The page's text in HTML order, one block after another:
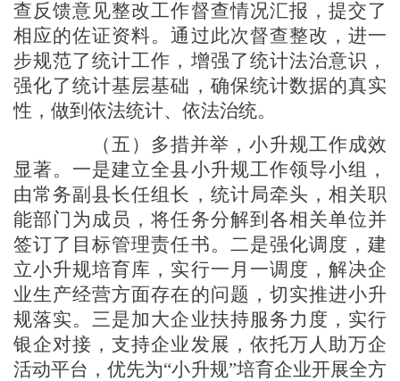
查反馈意见整改工作督查情况汇报，提交了
相应的佐证资料。通过此次督查整改， 进一
步规范了统计工作，增强了统计法治意识，
强化了统计基层基础，确保统计数据的真实
性，做到依法统计、依法治统。
（五）多措并举，小升规工作成效
显著。一是建立全县小升规工作领导小组，
由常务副县长任组长，统计局牵头，相关职
能部门为成员，将任务分解到各相关单位并
签订了目标管理责任书。二是强化调度，建
立小升规培育库，实行一月一调度，解决企
业生产经营方面存在的问题，切实推进小升
规落实。三是加大企业扶持服务力度，实行
银企对接，支持企业发展，依托万人助万企
活动平台，优先为“小升规”培育企业开展全方